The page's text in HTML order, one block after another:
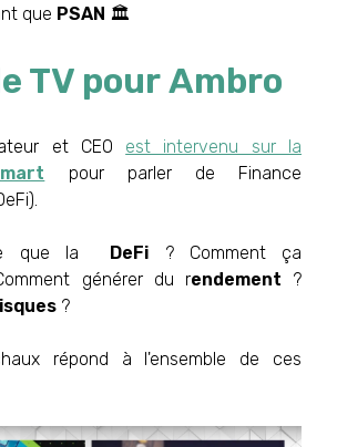
que PSAN 🏛
TV pour Ambro
et CEO est intervenu sur la
pour parler de Finance
que la DeFi ? Comment ça
générer du rendement ?
?
répond à l'ensemble de ces